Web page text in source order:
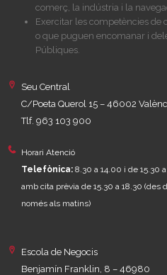
comerç, la indústria i la
Exercitar les competències de
o que puguen encomanar i
Públiques.
Seu Central
C/Poeta Querol 15 – 46002
Tlf. 963 103 900
Horari Atenció
Telefònica: 8.30 a 14.00 i de 15.30
amb cita prèvia de 15.30 a 18.30 (des
només als matins)
Escola de Negocis
Benjamín Franklin, 8 – 46980